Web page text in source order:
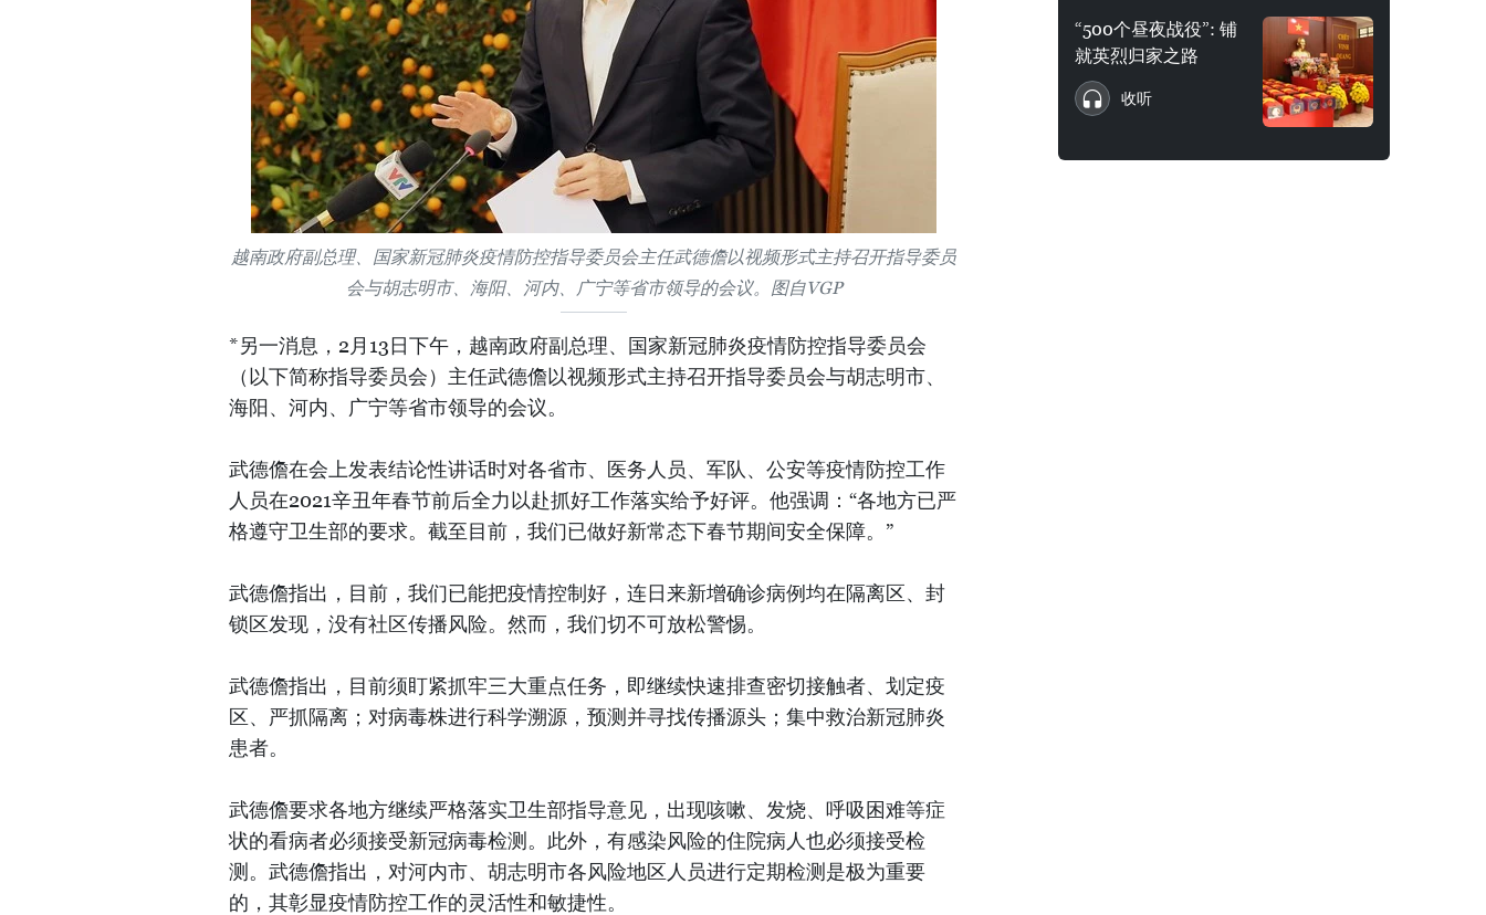
越南政府副总理、国家新冠肺炎疫情防控指导委员会主任武德儋以视频形式主持召开指导委员
会与胡志明市、海阳、河内、广宁等省市领导的会议。图自VGP
*另一消息，2月13日下午，越南政府副总理、国家新冠肺炎疫情防控指导委员会
（以下简称指导委员会）主任武德儋以视频形式主持召开指导委员会与胡志明市、
海阳、河内、广宁等省市领导的会议。
武德儋在会上发表结论性讲话时对各省市、医务人员、军队、公安等疫情防控工作
人员在2021辛丑年春节前后全力以赴抓好工作落实给予好评。他强调：“各地方已严
格遵守卫生部的要求。截至目前，我们已做好新常态下春节期间安全保障。”
武德儋指出，目前，我们已能把疫情控制好，连日来新增确诊病例均在隔离区、封
锁区发现，没有社区传播风险。然而，我们切不可放松警惕。
武德儋指出，目前须盯紧抓牢三大重点任务，即继续快速排查密切接触者、划定疫
区、严抓隔离；对病毒株进行科学溯源，预测并寻找传播源头；集中救治新冠肺炎
患者。
武德儋要求各地方继续严格落实卫生部指导意见，出现咳嗽、发烧、呼吸困难等症
状的看病者必须接受新冠病毒检测。此外，有感染风险的住院病人也必须接受检
测。武德儋指出，对河内市、胡志明市各风险地区人员进行定期检测是极为重要
的，其彰显疫情防控工作的灵活性和敏捷性。
“500个昼夜战役”: 铺
就英烈归家之路
收听